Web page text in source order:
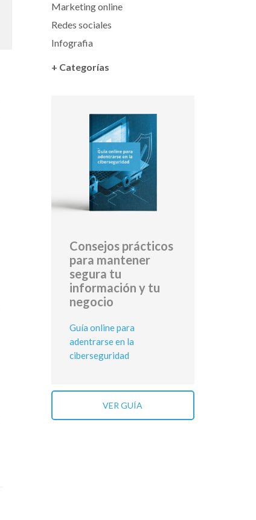
Marketing online
Redes sociales
Infografia
+ Categorías
Consejos prácticos
para mantener
segura tu
información y tu
negocio
Guía online para
adentrarse en la
ciberseguridad
VER GUÍA